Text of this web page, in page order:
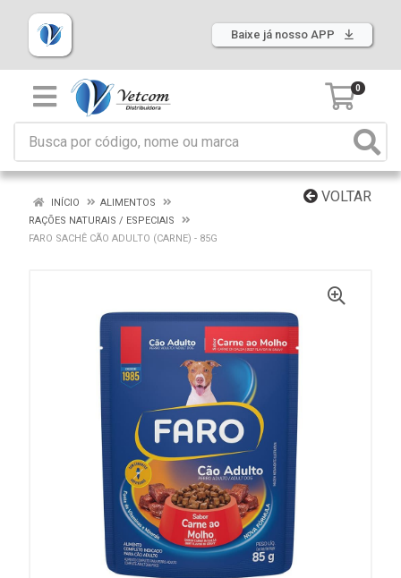
Baixe já nosso APP
0
VOLTAR
INÍCIO
ALIMENTOS
RAÇÕES NATURAIS / ESPECIAIS
FARO SACHÊ CÃO ADULTO (CARNE) - 85G